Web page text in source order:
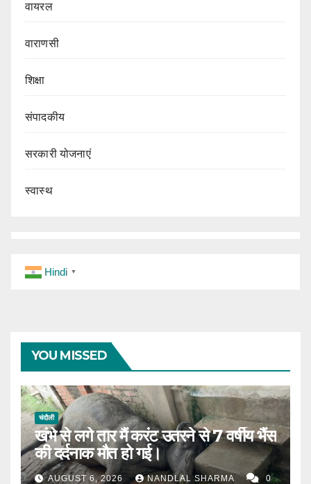
वायरल
वाराणसी
शिक्षा
संपादकीय
सरकारी योजनाएं
स्वास्थ
Hindi ▼
YOU MISSED
चंदौली
खंभे से लगे तार मैं करंट उतरने से 7 वर्षीय भैंस
की दर्दनाक मौत हो गई।
AUGUST 6, 2026 NANDLAL SHARMA 0